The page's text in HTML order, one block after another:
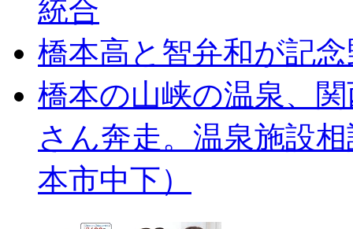
統合
橋本高と智弁和が記
橋本の山峡の温泉、
さん奔走。温泉施設
本市中下）